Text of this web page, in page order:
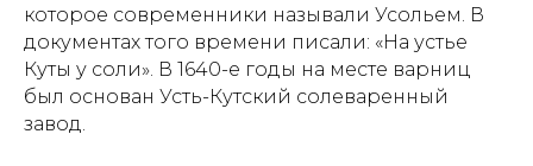
которое современники называли Усольем. В
документах того времени писали: «На устье
Куты у соли». В 1640-е годы на месте варниц
был основан Усть-Кутский солеваренный
завод.